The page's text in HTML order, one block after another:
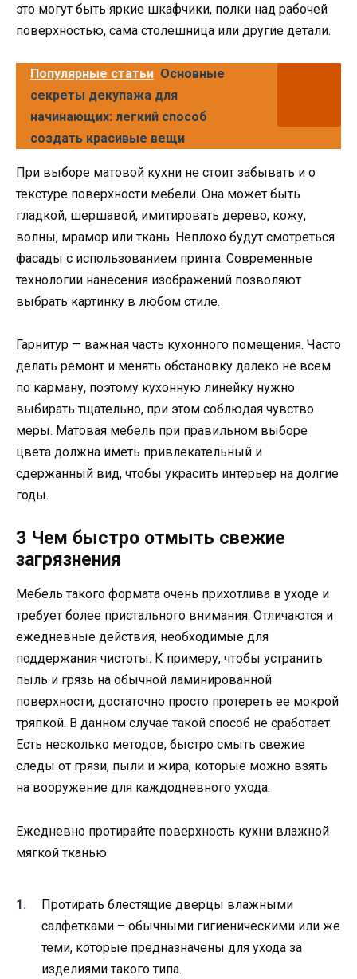
это могут быть яркие шкафчики, полки над рабочей
поверхностью, сама столешница или другие детали.
Популярные статьи Основные
секреты декупажа для
начинающих: легкий способ
создать красивые вещи
При выборе матовой кухни не стоит забывать и о
текстуре поверхности мебели. Она может быть
гладкой, шершавой, имитировать дерево, кожу,
волны, мрамор или ткань. Неплохо будут смотреться
фасады с использованием принта. Современные
технологии нанесения изображений позволяют
выбрать картинку в любом стиле.
Гарнитур — важная часть кухонного помещения. Часто
делать ремонт и менять обстановку далеко не всем
по карману, поэтому кухонную линейку нужно
выбирать тщательно, при этом соблюдая чувство
меры. Матовая мебель при правильном выборе
цвета должна иметь привлекательный и
сдержанный вид, чтобы украсить интерьер на долгие
годы.
3 Чем быстро отмыть свежие
загрязнения
Мебель такого формата очень прихотлива в уходе и
требует более пристального внимания. Отличаются и
ежедневные действия, необходимые для
поддержания чистоты. К примеру, чтобы устранить
пыль и грязь на обычной ламинированной
поверхности, достаточно просто протереть ее мокрой
тряпкой. В данном случае такой способ не сработает.
Есть несколько методов, быстро смыть свежие
следы от грязи, пыли и жира, которые можно взять
на вооружение для каждодневного ухода.
Ежедневно протирайте поверхность кухни влажной
мягкой тканью
Протирать блестящие дверцы влажными
салфетками – обычными гигиеническими или же
теми, которые предназначены для ухода за
изделиями такого типа.